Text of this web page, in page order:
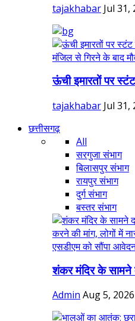
tajakhabar Jul 31,
ऊंची इमारतों पर
tajakhabar Jul 31,
छत्तीसगढ़
All
सरगुजा संभाग
बिलासपुर संभाग
रायपुर संभाग
दुर्ग संभाग
बस्तर संभाग
शंकर मंदिर के सामने
Admin Aug 5, 2026